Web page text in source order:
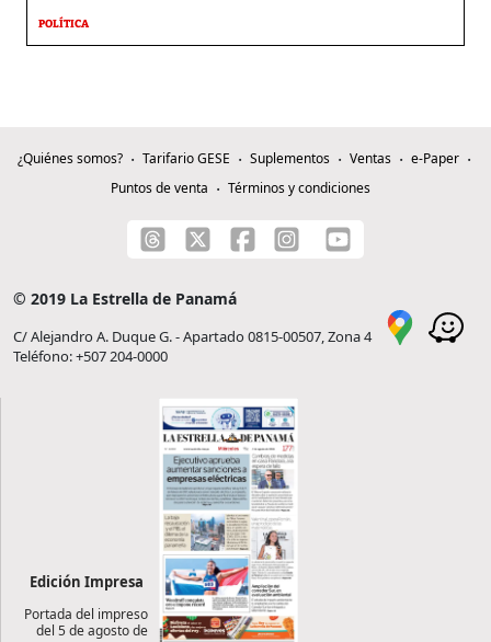
POLÍTICA
¿Quiénes somos? Tarifario GESE Suplementos Ventas
e-Paper
Puntos de venta
Términos y condiciones
© 2019 La Estrella de Panamá
C/ Alejandro A. Duque G. - Apartado 0815-00507, Zona 4
Teléfono: +507 204-0000
Edición Impresa
Portada del impreso
del 5 de agosto de